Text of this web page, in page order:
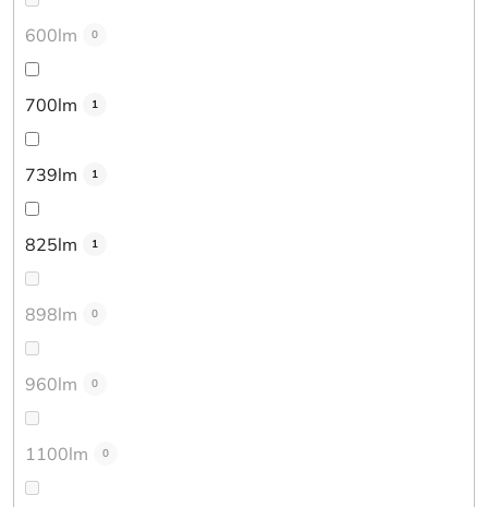
600lm 0
700lm 1
739lm 1
825lm 1
898lm 0
960lm 0
1100lm 0